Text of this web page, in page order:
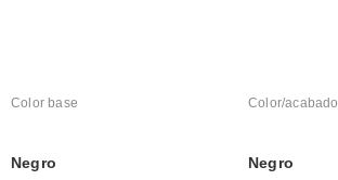
Color base
Negro
Color/acabado
Negro